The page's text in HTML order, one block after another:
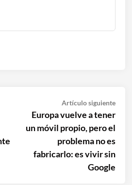
Artículo siguiente
Europa vuelve a tener
un móvil propio, pero el
problema no es
fabricarlo: es vivir sin
Google